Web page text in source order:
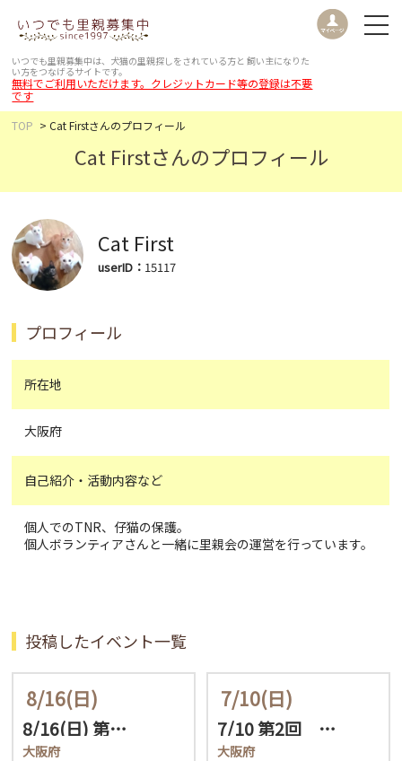
いつでも里親募集中は、犬猫の里親探しをされている方と 飼い主になりた
い方をつなげるサイトです。
無料でご利用いただけます。クレジットカード等の登録は不要
です
TOP
Cat Firstさんのプロフィール
Cat Firstさんのプロフィール
Cat First
userID： 15117
プロフィール
所在地
大阪府
自己紹介・活動内容など
個人でのTNR、仔猫の保護。
個人ボランティアさんと一緒に里親会の運営を行っています。
投稿したイベント一覧
8/16(日)
8/16(日) 第…
大阪府
7/10(日)
7/10 第2回 …
大阪府